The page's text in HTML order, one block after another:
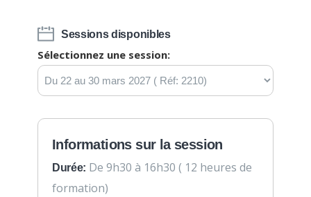
Sessions disponibles
Sélectionnez une session:
Informations sur la session
Durée: De 9h30 à 16h30 ( 12 heures de
formation)